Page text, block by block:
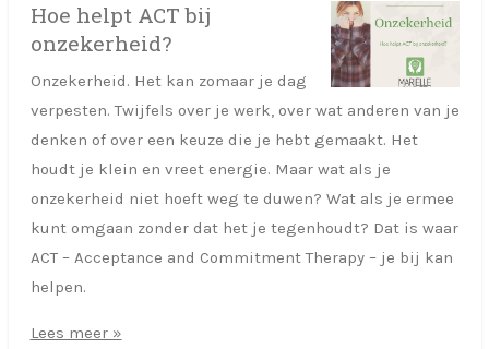
Hoe helpt ACT bij
onzekerheid?
Onzekerheid. Het kan zomaar je dag
verpesten. Twijfels over je werk, over wat anderen van je
denken of over een keuze die je hebt gemaakt. Het
houdt je klein en vreet energie. Maar wat als je
onzekerheid niet hoeft weg te duwen? Wat als je ermee
kunt omgaan zonder dat het je tegenhoudt? Dat is waar
ACT – Acceptance and Commitment Therapy – je bij kan
helpen.
Lees meer »